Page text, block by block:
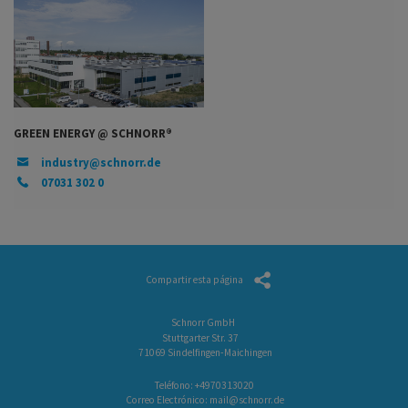
GREEN ENERGY @ SCHNORR®
industry@schnorr.de
07031 302 0
Compartir esta página
Schnorr GmbH
Stuttgarter Str. 37
71069 Sindelfingen-Maichingen
Teléfono: +4970313020
Correo Electrónico: mail@schnorr.de